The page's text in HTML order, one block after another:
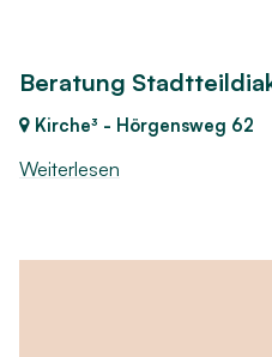
Beratung
Kirche³ - Hörgensweg 62
Weiterlesen